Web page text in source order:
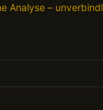
Analyse –